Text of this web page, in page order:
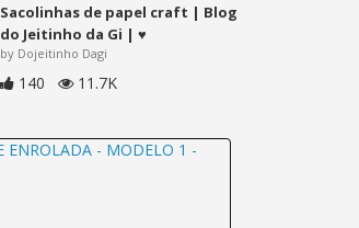
Sacolinhas de papel craft | Blog
do Jeitinho da Gi | ♥
by Dojeitinho Dagi
140 11.7K